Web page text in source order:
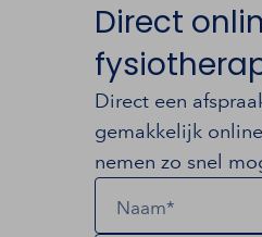
Direct
Direct een
gemakkelijk
nemen zo snel
Naam*